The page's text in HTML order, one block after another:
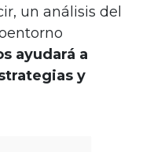
un análisis del
ayudará a
y